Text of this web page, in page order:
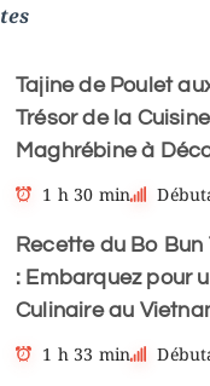
Tajine de Poulet
Trésor de la Cuisine
Maghrébine à
1 h 30 min
Recette du Bo Bun
: Embarquez pour
Culinaire au
1 h 33 min